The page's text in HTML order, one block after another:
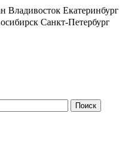
Владивосток Екатеринбург
Санкт-Петербург